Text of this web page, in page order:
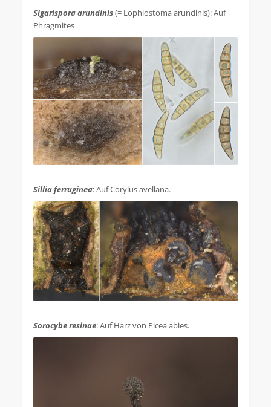
Sigarispora arundinis(= Lophiostoma arundinis): Auf
Phragmites
Sillia ferruginea: Auf Corylus avellana.
Sorocybe resinae: Auf Harz von Picea abies.